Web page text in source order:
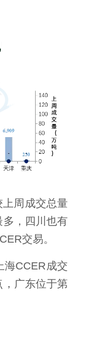
上周成交总量
，四川也有
交易。
海CCER成交
广东位于第